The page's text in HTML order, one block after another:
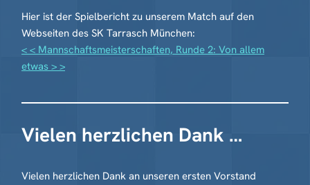
Hier ist der Spielbericht zu unserem Match auf den
Webseiten des SK Tarrasch München:
< < Mannschaftsmeisterschaften, Runde 2: Von allem
etwas > >
Vielen herzlichen Dank …
Vielen herzlichen Dank an unseren ersten Vorstand